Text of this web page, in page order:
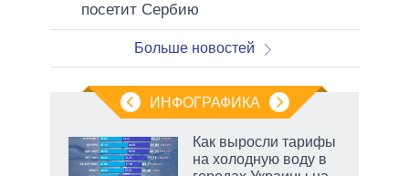
посетит Сербию
Больше новостей
ИНФОГРАФИКА
Как выросли тарифы
на холодную воду в